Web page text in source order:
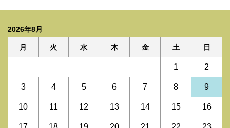
2026年8月
月 火 水 木 金 土 日
1 2
3 4 5 6 7 8 9
10 11 12 13 14 15 16